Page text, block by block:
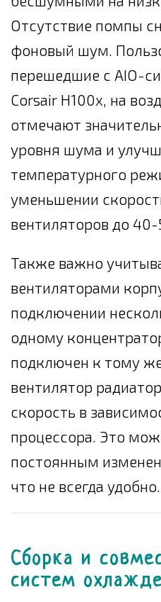
Отсутствие помпы
фоновый шум.
перешедшие с AIO-
Corsair H100x, на
отмечают
уровня шума и
температурного
уменьшении
вентиляторов до 40-
Также важно
вентиляторами
подключении
одному
подключен к тому
вентилятор
скорость в
процессора. Это
постоянным
что не всегда удобно.
Сборка и
систем